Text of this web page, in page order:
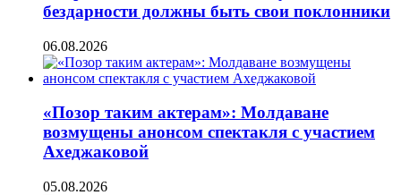
бездарности должны быть свои поклонники
06.08.2026
«Позор таким актерам»: Молдаване
возмущены анонсом спектакля с участием
Ахеджаковой
05.08.2026